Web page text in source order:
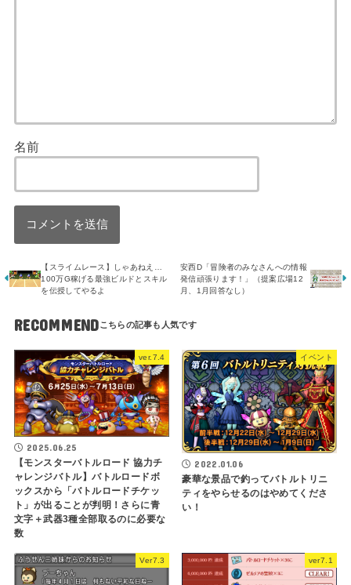
名前
【スライムレース】しゃあねえ…
100万G稼げる最強ビルドとスキル
を伝授してやるよ
安西D「冒険者のみなさんへの情報
発信頑張ります！」（提案広場12
月、1月回答なし）
RECOMMEND
ver.7.4
2025.06.25
【モンスターバトルロード 協力チ
ャレンジバトル】バトルロードボ
ックスから「バトルロードチケッ
ト」が出ることが判明！さらに青
文字＋武器3種全部取るのに必要な
数
イベント
2022.01.06
豪華な景品で釣ってバトルトリニ
ティをやらせるのはやめてくださ
い！
Ver7.3 ver7.1